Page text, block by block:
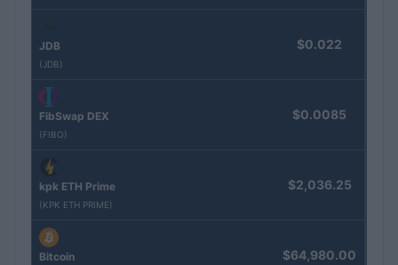
JDB
(JDB)
$0.022
FibSwap DEX
(FIBO)
$0.0085
kpk ETH Prime
(KPK ETH PRIME)
$2,036.25
Bitcoin $64,980.00